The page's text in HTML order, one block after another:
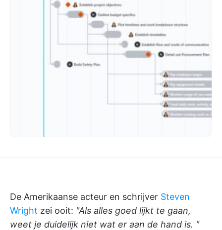
De Amerikaanse acteur en schrijver Steven
Wright zei ooit: "Als alles goed lijkt te gaan,
weet je duidelijk niet wat er aan de hand is. "